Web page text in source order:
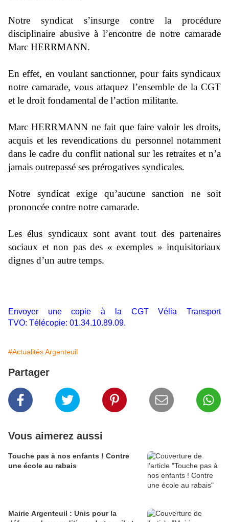
Notre syndicat s’insurge contre la procédure
disciplinaire abusive à l’encontre de notre camarade
Marc HERRMANN.
En effet, en voulant sanctionner, pour faits syndicaux
notre camarade, vous attaquez l’ensemble de la CGT
et le droit fondamental de l’action militante.
Marc HERRMANN ne fait que faire valoir les droits,
acquis et les revendications du personnel notamment
dans le cadre du conflit national sur les retraites et n’a
jamais outrepassé ses prérogatives syndicales.
Notre syndicat exige qu’aucune sanction ne soit
prononcée contre notre camarade.
Les élus syndicaux sont avant tout des partenaires
sociaux et non pas des « exemples » inquisitoriaux
dignes d’un autre temps.
Envoyer une copie à la CGT Vélia Transport
TVO: Télécopie: 01.34.10.89.09.
#Actualités Argenteuil
Partager
Vous aimerez aussi
Touche pas à nos enfants ! Contre
une école au rabais
Mairie Argenteuil : Unis pour la